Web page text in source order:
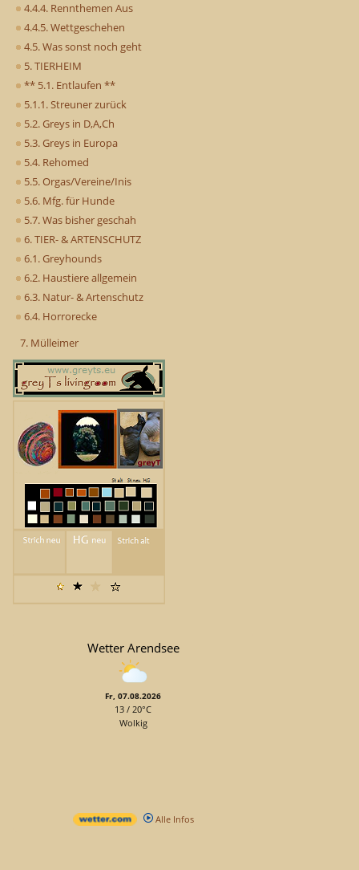
4.4.4. Rennthemen Aus
4.4.5. Wettgeschehen
4.5. Was sonst noch geht
5. TIERHEIM
** 5.1. Entlaufen **
5.1.1. Streuner zurück
5.2. Greys in D,A,Ch
5.3. Greys in Europa
5.4. Rehomed
5.5. Orgas/Vereine/Inis
5.6. Mfg. für Hunde
5.7. Was bisher geschah
6. TIER- & ARTENSCHUTZ
6.1. Greyhounds
6.2. Haustiere allgemein
6.3. Natur- & Artenschutz
6.4. Horrorecke
7. Mülleimer
Wetter Arendsee
Fr, 07.08.2026
13 / 20°C
Wolkig
Alle Infos